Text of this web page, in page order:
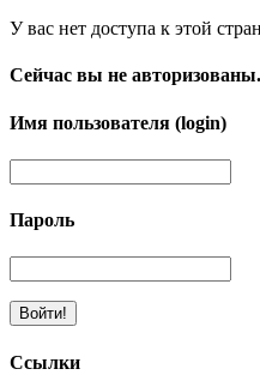
У вас нет доступа к этой
Сейчас вы не
Имя пользователя (login)
Пароль
Ссылки